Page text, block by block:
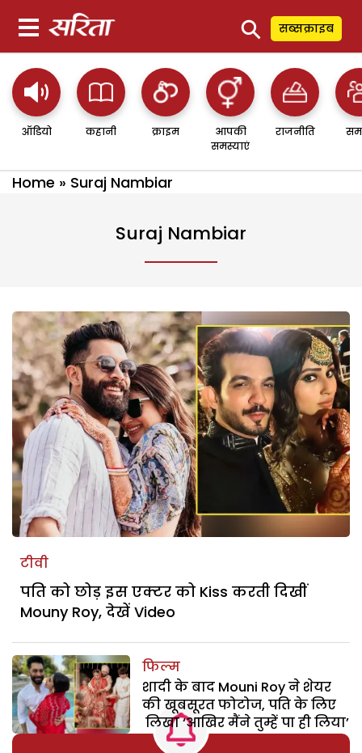
⚲ सब्सक्राइब
ऑडियो कहानी क्राइम
आपकी
समस्याएं
राजनीति
Home » Suraj Nambiar
Suraj Nambiar
टीवी
पति को छोड़ इस एक्टर को Kiss करती दिखीं
Mouny Roy, देखें Video
फिल्म
शादी के बाद Mouni Roy ने शेयर
की खूबसूरत फोटोज, पति के लिए
लिखा ‘आखिर मैंने तुम्हें पा ही लिया’